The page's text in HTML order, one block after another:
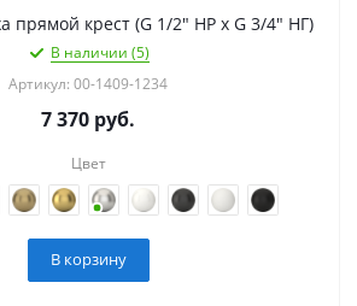
прямой крест (G 1/2" НР х G 3/4" НГ)
В наличии (5)
Артикул: 00-1409-1234
7 370 руб.
Цвет
В корзину